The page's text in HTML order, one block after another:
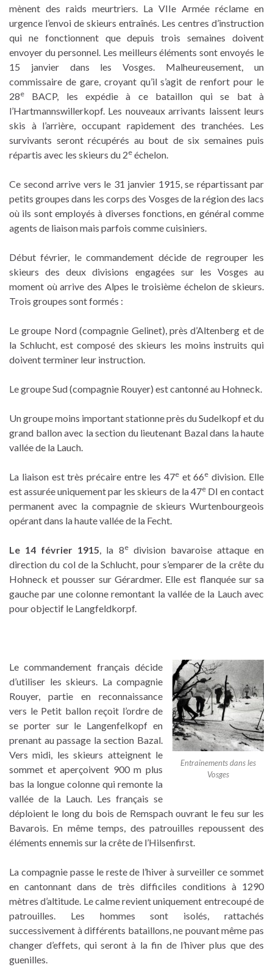
mènent des raids meurtriers. La VIIe Armée réclame en
urgence l’envoi de skieurs entraînés. Les centres d’instruction
qui ne fonctionnent que depuis trois semaines doivent
envoyer du personnel. Les meilleurs éléments sont envoyés le
15 janvier dans les Vosges. Malheureusement, un
commissaire de gare, croyant qu’il s’agit de renfort pour le
28e
BACP, les expédie à ce bataillon qui se bat à
l’Hartmannswillerkopf. Les nouveaux arrivants laissent leurs
skis à l’arrière, occupant rapidement des tranchées. Les
survivants seront récupérés au bout de six semaines puis
répartis avec les skieurs du 2e échelon.
Ce second arrive vers le 31 janvier 1915, se répartissant par
petits groupes dans les corps des Vosges de la région des lacs
où ils sont employés à diverses fonctions, en général comme
agents de liaison mais parfois comme cuisiniers.
Début février, le commandement décide de regrouper les
skieurs des deux divisions engagées sur les Vosges au
moment où arrive des Alpes le troisième échelon de skieurs.
Trois groupes sont formés :
Le groupe Nord (compagnie Gelinet), près d’Altenberg et de
la Schlucht, est composé des skieurs les moins instruits qui
doivent terminer leur instruction.
Le groupe Sud (compagnie Rouyer) est cantonné au Hohneck.
Un groupe moins important stationne près du Sudelkopf et du
grand ballon avec la section du lieutenant Bazal dans la haute
vallée de la Lauch.
La liaison est très précaire entre les 47eet 66e division. Elle
est assurée uniquement par les skieurs de la 47eDI en contact
permanent avec la compagnie de skieurs Wurtenbourgeois
opérant dans la haute vallée de la Fecht.
Le 14 février 1915 , la 8edivision bavaroise attaque en
direction du col de la Schlucht, pour s’emparer de la crête du
Hohneck et pousser sur Gérardmer. Elle est flanquée sur sa
gauche par une colonne remontant la vallée de la Lauch avec
pour objectif le Langfeldkorpf.
Entrainements dans les
Vosges
Le commandement français décide
d’utiliser les skieurs. La compagnie
Rouyer, partie en reconnaissance
vers le Petit ballon reçoit l’ordre de
se porter sur le Langenfelkopf en
prenant au passage la section Bazal.
Vers midi, les skieurs atteignent le
sommet et aperçoivent 900 m plus
bas la longue colonne qui remonte la
vallée de la Lauch. Les français se
déploient le long du bois de Remspach ouvrant le feu sur les
Bavarois. En même temps, des patrouilles repoussent des
éléments ennemis sur la crête de l’Hilsenfirst.
La compagnie passe le reste de l’hiver à surveiller ce sommet
en cantonnant dans de très difficiles conditions à 1290
mètres d’altitude. Le calme revient uniquement entrecoupé de
patrouilles. Les hommes sont isolés, rattachés
successivement à différents bataillons, ne pouvant même pas
changer d’effets, qui seront à la fin de l’hiver plus que des
guenilles.